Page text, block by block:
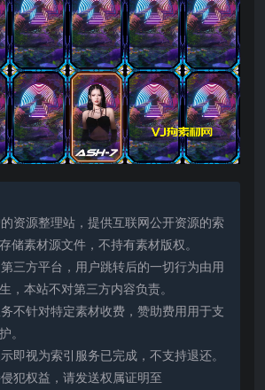
资源整理站，提供互联网公开资源的索
储素材源文件，不持有素材版权。
三方平台，用户跳转后的一切行为由用
，本站不对第三方内容负责。
不针对特定素材收费，赞助费用用于支
。
即视为索引服务已完成，不支持退还。
犯权益，请发送权属证明至